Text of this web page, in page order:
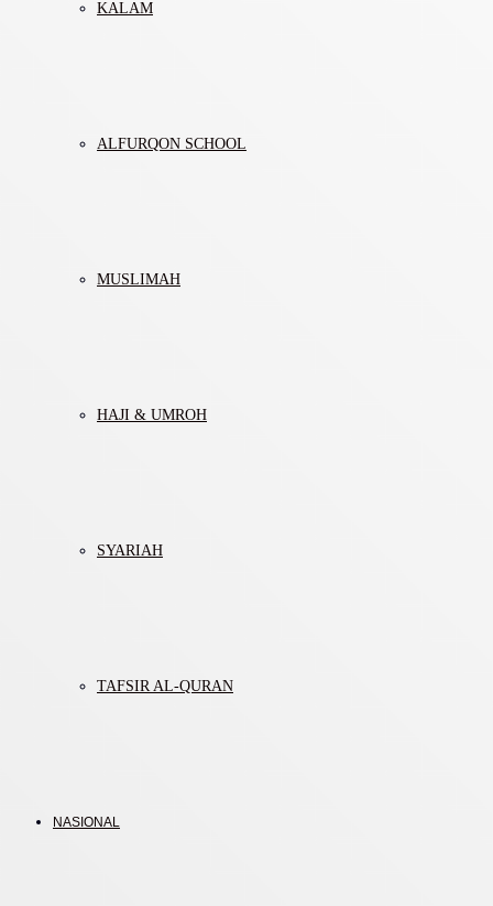
KALAM
ALFURQON SCHOOL
MUSLIMAH
HAJI & UMROH
SYARIAH
TAFSIR AL-QURAN
NASIONAL